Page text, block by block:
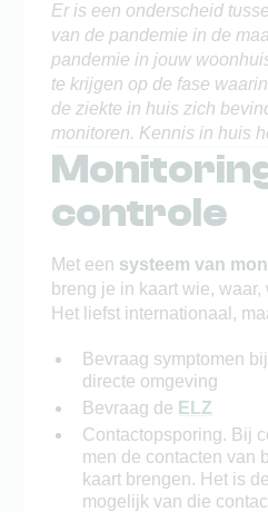
Er is een onderscheid
van de pandemie in de
pandemie in jouw
te krijgen op de fase
de ziekte in huis zich
monitoren. Kennis in huis
controle
Met een systeem van
breng je in kaart wie,
Het liefst internationaal,
Bevraag symptomen
directe omgeving
Bevraag de ELZ
Contactopsporing. Bij
men de contacten van
kaart brengen. Het is
mogelijk van die